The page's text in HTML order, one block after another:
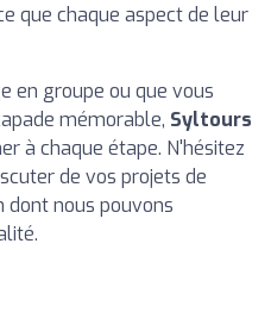
que chaque aspect de leur
en groupe ou que vous
mémorable, Syltours
à chaque étape. N'hésitez
de vos projets de
nous pouvons